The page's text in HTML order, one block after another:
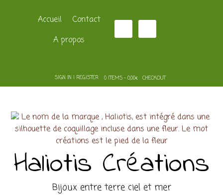
Accueil
Contact
A propos
SIGN IN | REGISTER 0 ITEMS - 0,00€ CHECKOUT
Haliotis Créations
Bijoux entre terre ciel et mer